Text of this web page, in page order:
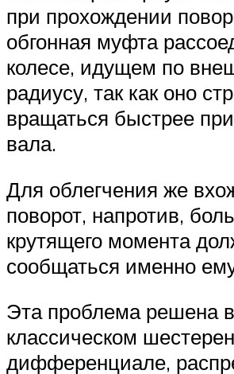
при прохождении
обгонная муфта
колесе, идущем по
радиусу, так как оно
вращаться быстрее
вала.
Для облегчения же
поворот, напротив,
крутящего момента
сообщаться именно
Эта проблема решена в
классическом
дифференциале,